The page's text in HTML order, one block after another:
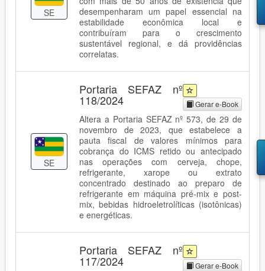
SE
desempenharam um papel essencial na
estabilidade econômica local e
contribuíram para o crescimento
sustentável regional, e dá providências
correlatas.
SE
Portaria SEFAZ nº
118/2024 Gerar e-Book
Altera a Portaria SEFAZ nº 573, de 29 de
novembro de 2023, que estabelece a
pauta fiscal de valores mínimos para
cobrança do ICMS retido ou antecipado
nas operações com cerveja, chope,
refrigerante, xarope ou extrato
concentrado destinado ao preparo de
refrigerante em máquina pré-mix e post-
mix, bebidas hidroeletrolíticas (isotônicas)
e energéticas.
Portaria SEFAZ nº
117/2024 Gerar e-Book